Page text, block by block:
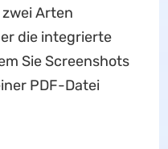
Arten
die integrierte
Sie Screenshots
PDF-Datei